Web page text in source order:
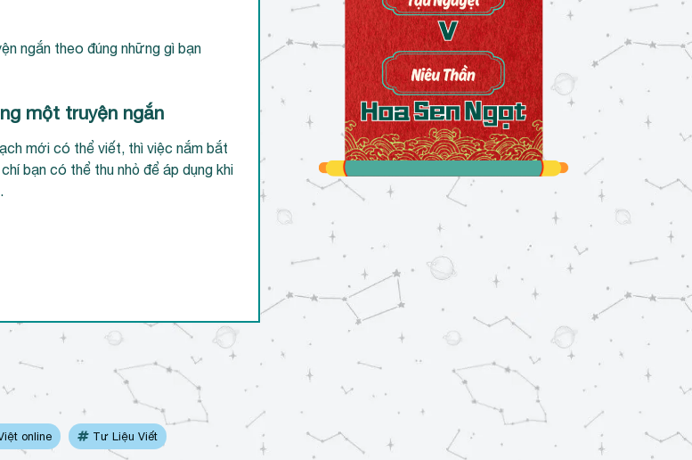
ngắn theo đúng những gì bạn
một truyện ngắn
mới có thể viết, thì việc nắm bắt
bạn có thể thu nhỏ để áp dụng khi
online Tư Liệu Viết